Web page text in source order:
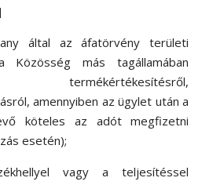
által az áfatörvény területi
Közösség más tagállamában
amennyiben az ügylet után a
köteles az adót megfizetni
esetén);
vagy a teljesítéssel